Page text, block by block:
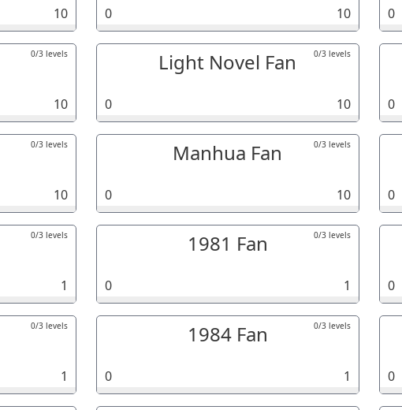
10 0 10 0
0/3 levels
10
Light Novel Fan 0/3 levels
0 10 0
0/3 levels
10
Manhua Fan 0/3 levels
0 10 0
0/3 levels
1
1981 Fan 0/3 levels
0 1 0
0/3 levels
1
1984 Fan 0/3 levels
0 1 0